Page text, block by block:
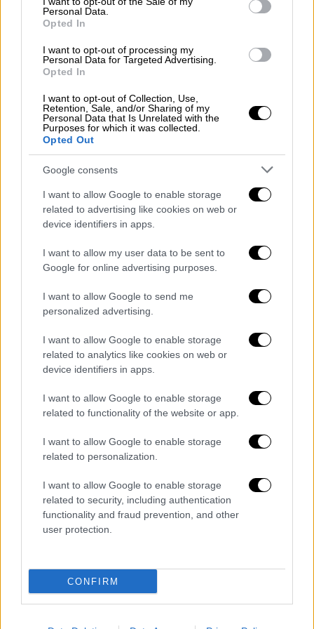
Personal Data.
Opted In
I want to opt-out of processing my
Personal Data for Targeted Advertising.
Opted In
I want to opt-out of Collection, Use,
Retention, Sale, and/or Sharing of my
Personal Data that Is Unrelated with the
Purposes for which it was collected.
Opted Out
Google consents
I want to allow Google to enable storage
related to advertising like cookies on web or
device identifiers in apps.
I want to allow my user data to be sent to
Google for online advertising purposes.
I want to allow Google to send me
personalized advertising.
I want to allow Google to enable storage
related to analytics like cookies on web or
device identifiers in apps.
I want to allow Google to enable storage
related to functionality of the website or app.
I want to allow Google to enable storage
related to personalization.
I want to allow Google to enable storage
related to security, including authentication
functionality and fraud prevention, and other
user protection.
CONFIRM
συμπλήρωσε.
«Αν δεν εγγυηθούν την ασφάλεια του
κοπαδιού δεν ξαναφτιάχνω τίποτα, θα
φύγω έξω»
Σχετικά με τηνευλογιάκαιτις βλέψεις του
για ανοικοδόμηση του κοπαδιού
, ο κ. Νταής
υποψιασμένοιαπό την πρώτη στιγμή. Ειδικά
όταν εμφανίστηκε στην Καρδίτσα
περνούσε από το χέρι μου το έκανα
. Αυτή τη
στιγμή,περιμένω στήριξη από το κράτος
άλλο μπορώ να κάνω;»
«Εάν η κυβέρνηση
θα φέρει το εμβόλιογια την ευλογιά ή
ότι θα βρουν γενικάκάποια λύσηώστε να
μην ξαναθανατωθούν ζώα, εγώθα το
ξαναφτιάξω
όμως εάνδε δοθούν εγγυήσεις
ξαναθανατώσουν τα πρόβατα. Να